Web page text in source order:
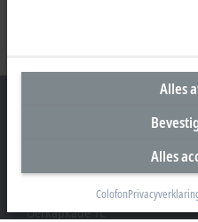
Hoofdkantoor Nederland
Beckhoff Automation B.V.
Oerkapkade 1C
Alles
Alles
Colofon